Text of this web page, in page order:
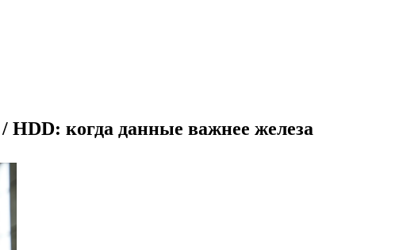
/ HDD: когда данные важнее железа